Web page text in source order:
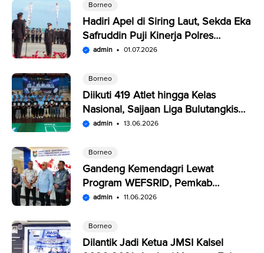
Borneo
Hadiri Apel di Siring Laut, Sekda Eka
Safruddin Puji Kinerja Polres
Kotabaru
admin 01.07.2026
Borneo
Diikuti 419 Atlet hingga Kelas
Nasional, Saijaan Liga Bulutangkis
Memperebutkan Rp109,5 Juta
admin 13.06.2026
Borneo
Gandeng Kemendagri Lewat
Program WEFSRID, Pemkab
Kotabaru Targetkan Petani Panen 3
admin 11.06.2026
Borneo
Dilantik Jadi Ketua JMSI Kalsel